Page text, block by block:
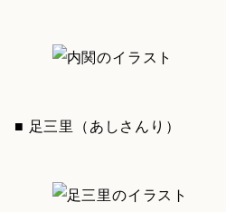
■ 足三里（あしさんり）